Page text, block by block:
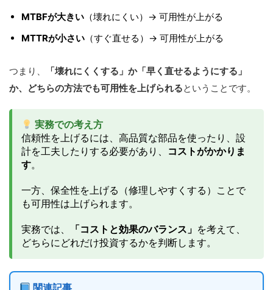
MTBFが大きい （壊れにくい）→ 可用性が上がる
MTTRが小さい （すぐ直せる）→ 可用性が上がる
つまり、
「壊れにくくする」か「早く直せるようにする」
か、どちらの方法でも可用性を上げられるということです。
実務での考え方
信頼性を上げるには、高品質な部品を使ったり、設
計を工夫したりする必要があり、 コストがかかりま
す。
一方、保全性を上げる（修理しやすくする）ことで
も可用性は上げられます。
実務では、 「コストと効果のバランス」 を考えて、
どちらにどれだけ投資するかを判断します。